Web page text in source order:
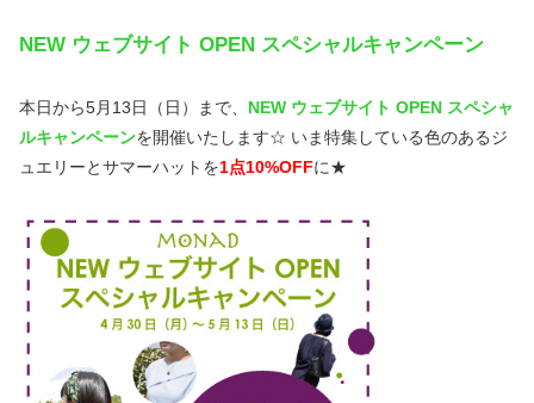
NEW ウェブサイト OPEN スペシャルキャンペーン
本日から5月13日（日）まで、 NEW ウェブサイト OPEN スペシャ
ルキャンペーンを開催いたします☆ いま特集している色のあるジ
ュエリーとサマーハットを1点10%OFFに★